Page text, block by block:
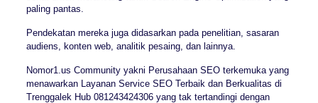
paling pantas.
Pendekatan mereka juga didasarkan pada penelitian, sasaran
audiens, konten web, analitik pesaing, dan lainnya.
Nomor1.us Community yakni Perusahaan SEO terkemuka yang
menawarkan Layanan Service SEO Terbaik dan Berkualitas di
Trenggalek Hub 081243424306 yang tak tertandingi dengan